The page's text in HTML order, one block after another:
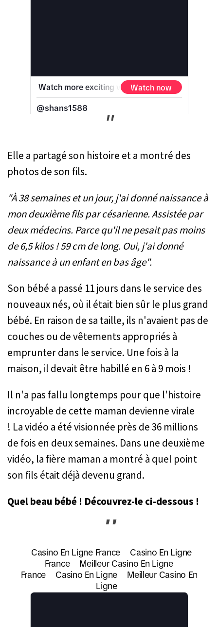
Elle a partagé son histoire et a montré des
photos de son fils.
"À 38 semaines et un jour, j'ai donné naissance à
mon deuxième fils par césarienne. Assistée par
deux médecins. Parce qu'il ne pesait pas moins
de 6,5 kilos ! 59 cm de long. Oui, j'ai donné
naissance à un enfant en bas âge".
Son bébé a passé 11 jours dans le service des
nouveaux nés, où il était bien sûr le plus grand
bébé. En raison de sa taille, ils n'avaient pas de
couches ou de vêtements appropriés à
emprunter dans le service. Une fois à la
maison, il devait être habillé en 6 à 9 mois !
Il n'a pas fallu longtemps pour que l'histoire
incroyable de cette maman devienne virale
! La vidéo a été visionnée près de 36 millions
de fois en deux semaines. Dans une deuxième
vidéo, la fière maman a montré à quel point
son fils était déjà devenu grand.
Quel beau bébé ! Découvrez-le ci-dessous !